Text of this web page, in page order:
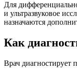
Для
и ультразвуковое
назначаются
Как
Врач диагностирует